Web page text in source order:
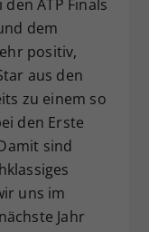
ATP Finals
dem
positiv,
aus den
zu einem so
den Erste
sind
uns im
Jahr